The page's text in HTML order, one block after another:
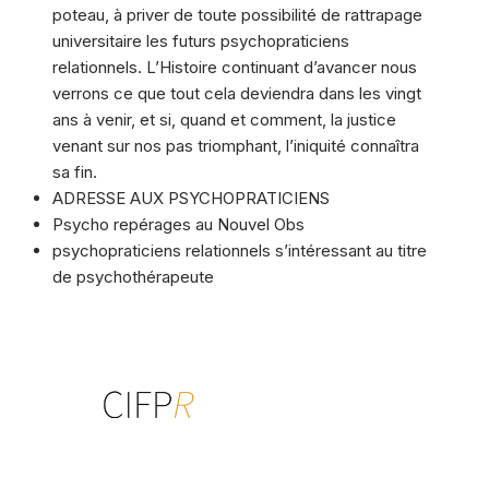
poteau, à priver de toute possibilité de rattrapage
universitaire les futurs psychopraticiens
relationnels. L’Histoire continuant d’avancer nous
verrons ce que tout cela deviendra dans les vingt
ans à venir, et si, quand et comment, la justice
venant sur nos pas triomphant, l’iniquité connaîtra
sa fin.
ADRESSE AUX PSYCHOPRATICIENS
Psycho repérages au Nouvel Obs
psychopraticiens relationnels s’intéressant au titre
de psychothérapeute